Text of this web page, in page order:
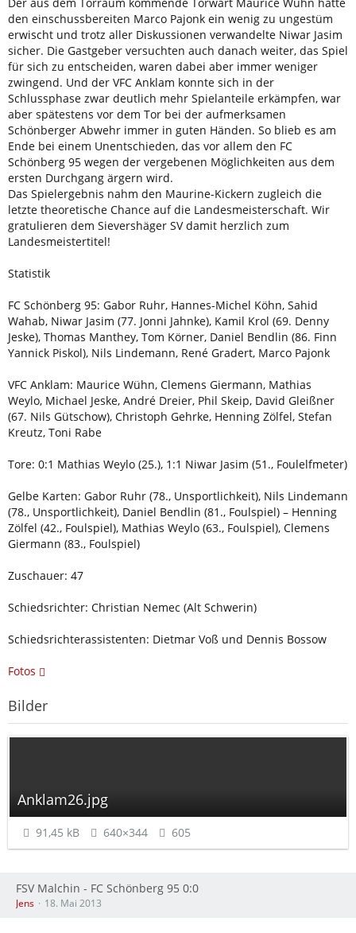
den einschussbereiten Marco Pajonk ein wenig zu ungestüm
erwischt und trotz aller Diskussionen verwandelte Niwar Jasim
sicher. Die Gastgeber versuchten auch danach weiter, das Spiel
für sich zu entscheiden, waren dabei aber immer weniger
zwingend. Und der VFC Anklam konnte sich in der
Schlussphase zwar deutlich mehr Spielanteile erkämpfen, war
aber spätestens vor dem Tor bei der aufmerksamen
Schönberger Abwehr immer in guten Händen. So blieb es am
Ende bei einem Unentschieden, das vor allem den FC
Schönberg 95 wegen der vergebenen Möglichkeiten aus dem
ersten Durchgang ärgern wird.
Das Spielergebnis nahm den Maurine-Kickern zugleich die
letzte theoretische Chance auf die Landesmeisterschaft. Wir
gratulieren dem Sievershäger SV damit herzlich zum
Landesmeistertitel!
Statistik
FC Schönberg 95: Gabor Ruhr, Hannes-Michel Köhn, Sahid
Wahab, Niwar Jasim (77. Jonni Jahnke), Kamil Krol (69. Denny
Jeske), Thomas Manthey, Tom Körner, Daniel Bendlin (86. Finn
Yannick Piskol), Nils Lindemann, René Gradert, Marco Pajonk
VFC Anklam: Maurice Wühn, Clemens Giermann, Mathias
Weylo, Michael Jeske, André Dreier, Phil Skeip, David Gleißner
(67. Nils Gütschow), Christoph Gehrke, Henning Zölfel, Stefan
Kreutz, Toni Rabe
Tore: 0:1 Mathias Weylo (25.), 1:1 Niwar Jasim (51., Foulelfmeter)
Gelbe Karten: Gabor Ruhr (78., Unsportlichkeit), Nils Lindemann
(78., Unsportlichkeit), Daniel Bendlin (81., Foulspiel) – Henning
Zölfel (42., Foulspiel), Mathias Weylo (63., Foulspiel), Clemens
Giermann (83., Foulspiel)
Zuschauer: 47
Schiedsrichter: Christian Nemec (Alt Schwerin)
Schiedsrichterassistenten: Dietmar Voß und Dennis Bossow
Fotos
Bilder
Anklam26.jpg
91,45 kB 640×344 605
FSV Malchin - FC Schönberg 95 0:0
Jens 18. Mai 2013